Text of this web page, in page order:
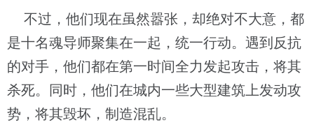
不过，他们现在虽然嚣张，却绝对不大意，都
是十名魂导师聚集在一起，统一行动。遇到反抗
的对手，他们都在第一时间全力发起攻击，将其
杀死。同时，他们在城内一些大型建筑上发动攻
势，将其毁坏，制造混乱。